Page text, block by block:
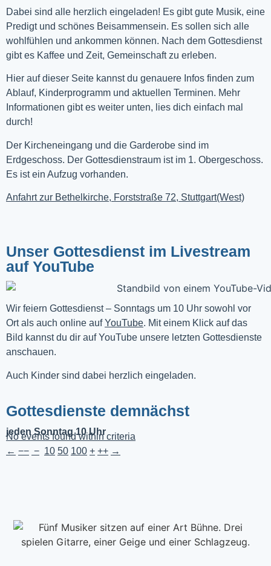
Dabei sind alle herzlich eingeladen! Es gibt gute Musik, eine
Predigt und schönes Beisammensein. Es sollen sich alle
wohlfühlen und ankommen können. Nach dem Gottesdienst
gibt es Kaffee und Zeit, Gemeinschaft zu erleben.
Hier auf dieser Seite kannst du genauere Infos finden zum
Ablauf, Kinderprogramm und aktuellen Terminen. Mehr
Informationen gibt es weiter unten, lies dich einfach mal
durch!
Der Kircheneingang und die Garderobe sind im
Erdgeschoss. Der Gottesdienstraum ist im 1. Obergeschoss.
Es ist ein Aufzug vorhanden.
Anfahrt zur Bethelkirche, Forststraße 72, Stuttgart(West)
Unser Gottesdienst im Livestream
auf YouTube
Wir feiern Gottesdienst – Sonntags um 10 Uhr sowohl vor
Ort als auch online auf YouTube. Mit einem Klick auf das
Bild kannst du dir auf YouTube unsere letzten Gottesdienste
anschauen.
Auch Kinder sind dabei herzlich eingeladen.
Gottesdienste demnächst
jeden Sonntag 10 Uhr
No events found within criteria
← −− − 10 50 100 + ++ →